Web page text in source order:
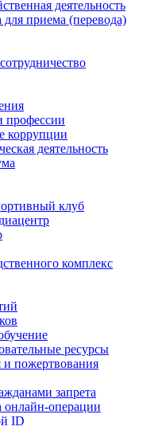
деятельность
приема (перевода)
профессии
коррупции
деятельность
клуб
комплекс
ресурсы
и пожертвования
запрета
онлайн-операции
ID